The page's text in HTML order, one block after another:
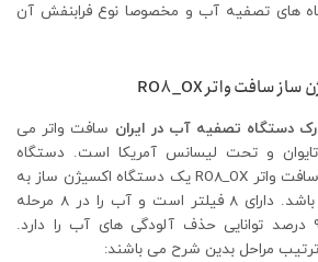
های تصفیه آب و مخصوصا نوع فرابنفش آن
ساز سافت واترRO8_OX
دستگاه تصفیه آب در ایران سافت واتر می
و تحت لیسانس آمریکا است. دستگاه
تصفیه آب اکسیژن ساز سافت واتر RO8_OX یک دستگاه اکسیژن ساز به
روش اسمز معکوس می باشد. دارای 8 فیلتر است و آب را در 8 مرحله
تصفیه می کند. و تا 99 درصد توانایی حذف آلودگی های آب را دارد.
مراحل بدین شرح می باشند: